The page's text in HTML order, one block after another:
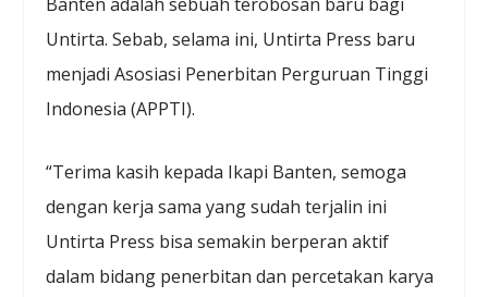
Untirta. Sebab, selama ini, Untirta Press baru
menjadi Asosiasi Penerbitan Perguruan Tinggi
Indonesia (APPTI).
“Terima kasih kepada Ikapi Banten, semoga
dengan kerja sama yang sudah terjalin ini
Untirta Press bisa semakin berperan aktif
dalam bidang penerbitan dan percetakan karya